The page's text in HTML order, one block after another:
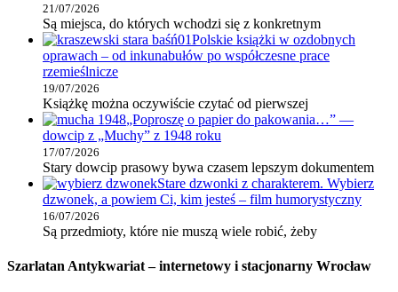
21/07/2026
Są miejsca, do których wchodzi się z konkretnym
Polskie książki w ozdobnych
oprawach – od inkunabułów po współczesne prace
rzemieślnicze
19/07/2026
Książkę można oczywiście czytać od pierwszej
„Poproszę o papier do pakowania…” —
dowcip z „Muchy” z 1948 roku
17/07/2026
Stary dowcip prasowy bywa czasem lepszym dokumentem
Stare dzwonki z charakterem. Wybierz
dzwonek, a powiem Ci, kim jesteś – film humorystyczny
16/07/2026
Są przedmioty, które nie muszą wiele robić, żeby
Szarlatan Antykwariat – internetowy i stacjonarny Wrocław